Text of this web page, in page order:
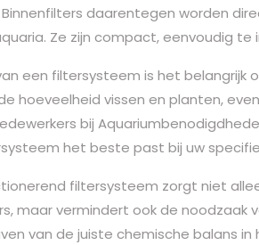
daarentegen worden
Ze zijn compact, eenvoudig
een filtersysteem is het
hoeveelheid vissen en planten,
bij
het beste past bij uw
filtersysteem zorgt niet
maar vermindert ook de noodzaak
van de juiste chemische balans